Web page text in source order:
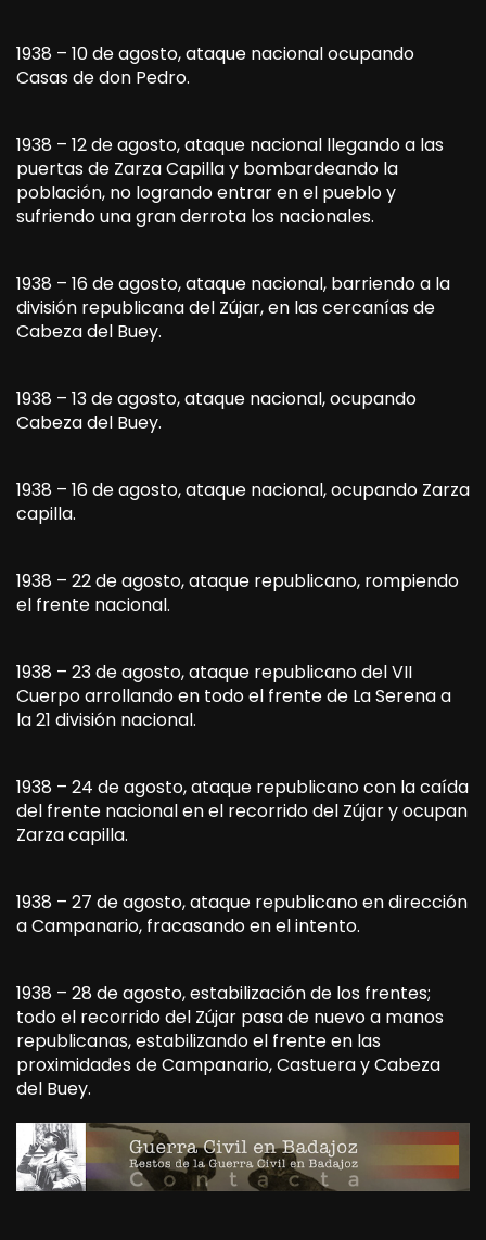
1938 – 10 de agosto, ataque nacional ocupando
Casas de don Pedro.
1938 – 12 de agosto, ataque nacional llegando a las
puertas de Zarza Capilla y bombardeando la
población, no logrando entrar en el pueblo y
sufriendo una gran derrota los nacionales.
1938 – 16 de agosto, ataque nacional, barriendo a la
división republicana del Zújar, en las cercanías de
Cabeza del Buey.
1938 – 13 de agosto, ataque nacional, ocupando
Cabeza del Buey.
1938 – 16 de agosto, ataque nacional, ocupando Zarza
capilla.
1938 – 22 de agosto, ataque republicano, rompiendo
el frente nacional.
1938 – 23 de agosto, ataque republicano del VII
Cuerpo arrollando en todo el frente de La Serena a
la 21 división nacional.
1938 – 24 de agosto, ataque republicano con la caída
del frente nacional en el recorrido del Zújar y ocupan
Zarza capilla.
1938 – 27 de agosto, ataque republicano en dirección
a Campanario, fracasando en el intento.
1938 – 28 de agosto, estabilización de los frentes;
todo el recorrido del Zújar pasa de nuevo a manos
republicanas, estabilizando el frente en las
proximidades de Campanario, Castuera y Cabeza
del Buey.